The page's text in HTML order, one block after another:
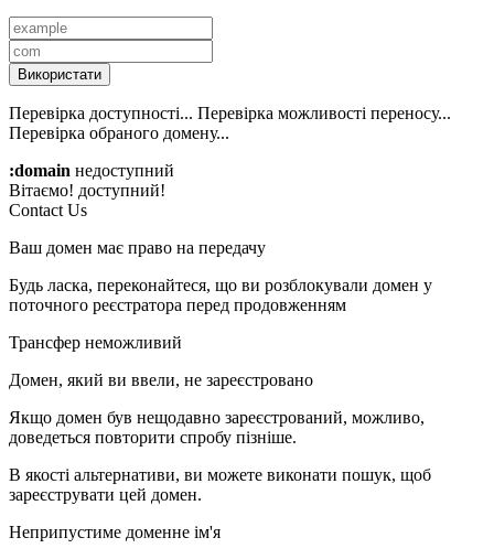
Використати
Перевірка доступності... Перевірка можливості переносу...
Перевірка обраного домену...
:domain недоступний
Вітаємо! доступний!
Contact Us
Ваш домен має право на передачу
Будь ласка, переконайтеся, що ви розблокували домен у
поточного реєстратора перед продовженням
Трансфер неможливий
Домен, який ви ввели, не зареєстровано
Якщо домен був нещодавно зареєстрований, можливо,
доведеться повторити спробу пізніше.
В якості альтернативи, ви можете виконати пошук, щоб
зареєструвати цей домен.
Неприпустиме доменне ім'я